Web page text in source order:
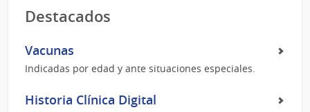
Destacados
Vacunas
Indicadas por edad y ante situaciones especiales.
Historia Clínica Digital